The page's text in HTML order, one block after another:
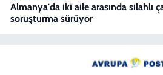
Almanya'da iki aile arasında silahlı
soruşturma sürüyor